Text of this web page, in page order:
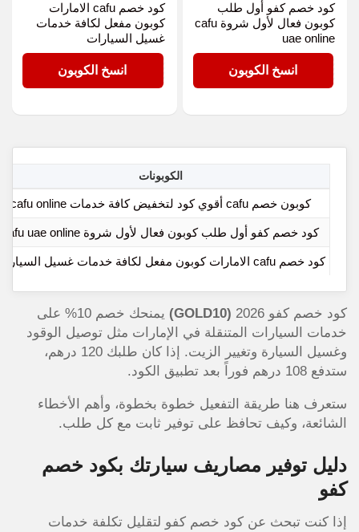
كود خصم كفو أول طلب
كوبون فعال لأول شروة cafu
uae online
GOLD10انسخ الكوبون
كود خصم cafu الامارات
كوبون مفعل لكافة خدمات
غسيل السيارات
GOLD10انسخ الكوبون
الكوبونات
كوبون خصم cafu أقوي كود لتخفيض كافة خدمات cafu online
كود خصم كفو أول طلب كوبون فعال لأول شروة cafu uae online
كود خصم cafu الامارات كوبون مفعل لكافة خدمات غسيل السيارات
كود خصم كفو 2026 (GOLD10)
يمنحك خصم 10% على
خدمات السيارات المتنقلة في الإمارات مثل توصيل الوقود
وغسيل السيارة وتغيير الزيت. إذا كان طلبك 120 درهم،
ستدفع 108 درهم فوراً بعد تطبيق الكود.
ستعرف هنا طريقة التفعيل خطوة بخطوة، وأهم الأخطاء
الشائعة، وكيف تحافظ على توفير ثابت مع كل طلب.
دليل توفير مصاريف سيارتك بكود خصم
كفو
إذا كنت تبحث عن كود خصم كفو لتقليل تكلفة خدمات